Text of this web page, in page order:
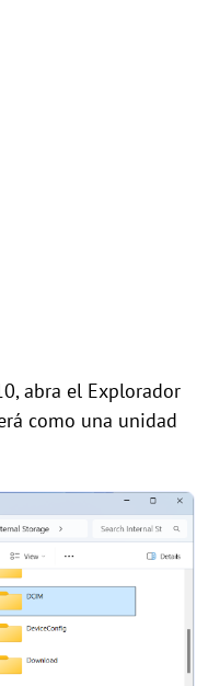
abra el Explorador
como una unidad